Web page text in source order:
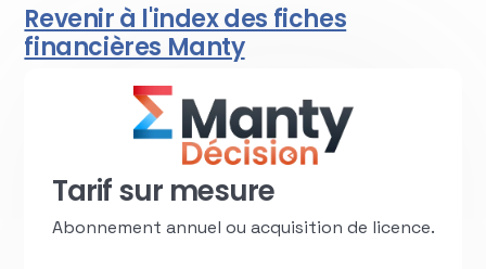
Revenir à l'index des fiches
financières Manty
Tarif sur mesure
Abonnement annuel ou acquisition de licence.